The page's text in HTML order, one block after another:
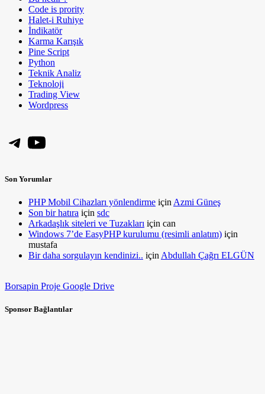
Code is prority
Halet-i Ruhiye
İndikatör
Karma Karışık
Pine Script
Python
Teknik Analiz
Teknoloji
Trading View
Wordpress
Telegram
YouTube
Son Yorumlar
PHP Mobil Cihazları yönlendirme için Azmi Güneş
Son bir hatıra için sdc
Arkadaşlık siteleri ve Tuzakları için can
Windows 7’de EasyPHP kurulumu (resimli anlatım) için
mustafa
Bir daha sorgulayın kendinizi.. için Abdullah Çağrı ELGÜN
Borsapin Proje Google Drive
Sponsor Bağlantılar